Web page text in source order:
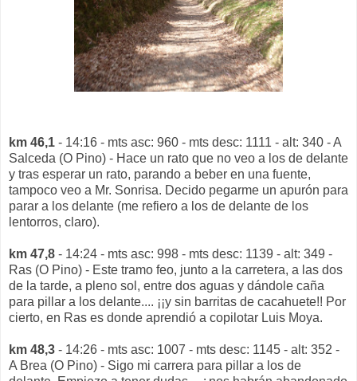
km 46,1 - 14:16 - mts asc: 960 - mts desc: 1111 - alt: 340 - A
Salceda (O Pino) - Hace un rato que no veo a los de delante
y tras esperar un rato, parando a beber en una fuente,
tampoco veo a Mr. Sonrisa. Decido pegarme un apurón para
parar a los delante (me refiero a los de delante de los
lentorros, claro).
km 47,8 - 14:24 - mts asc: 998 - mts desc: 1139 - alt: 349 -
Ras (O Pino) - Este tramo feo, junto a la carretera, a las dos
de la tarde, a pleno sol, entre dos aguas y dándole caña
para pillar a los delante.... ¡¡y sin barritas de cacahuete!! Por
cierto, en Ras es donde aprendió a copilotar Luis Moya.
km 48,3 - 14:26 - mts asc: 1007 - mts desc: 1145 - alt: 352 -
A Brea (O Pino) - Sigo mi carrera para pillar a los de